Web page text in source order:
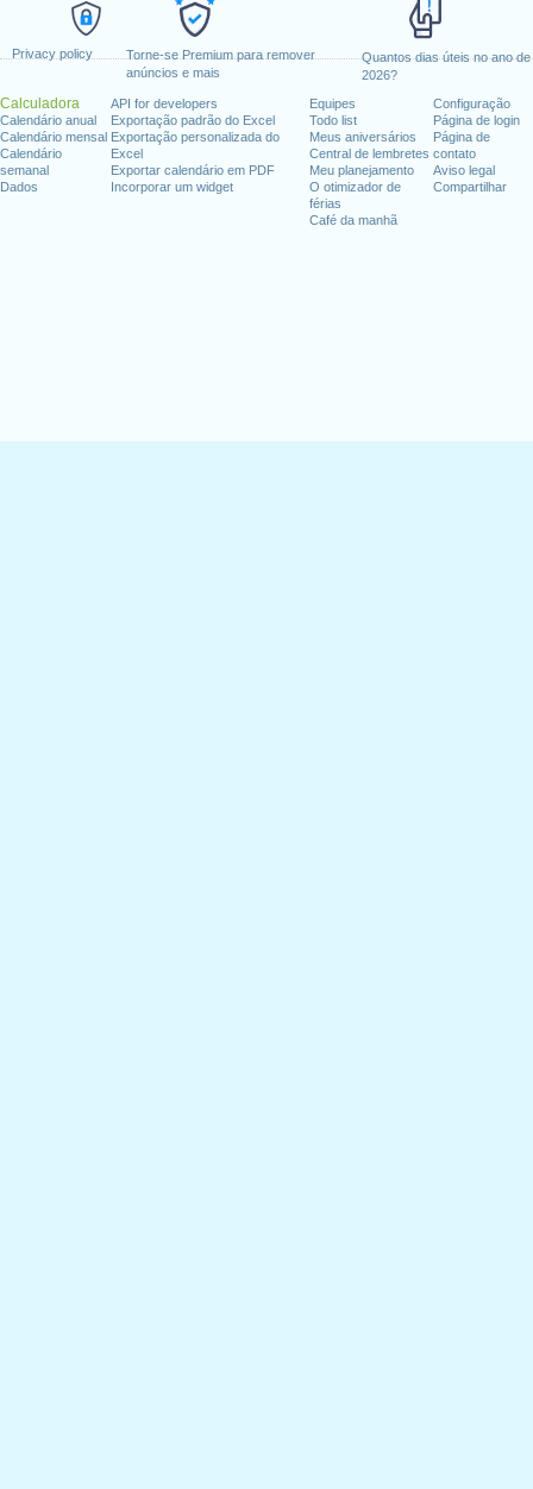
Privacy policy
Torne-se Premium para remover
anúncios e mais
Quantos dias úteis no ano de
2026?
Calculadora
Calendário anual
Calendário mensal
Calendário
semanal
Dados
API for developers
Exportação padrão do Excel
Exportação personalizada do
Excel
Exportar calendário em PDF
Incorporar um widget
Equipes
Todo list
Meus aniversários
Central de lembretes
Meu planejamento
O otimizador de
férias
Café da manhã
Configuração
Página de login
Página de
contato
Aviso legal
Compartilhar